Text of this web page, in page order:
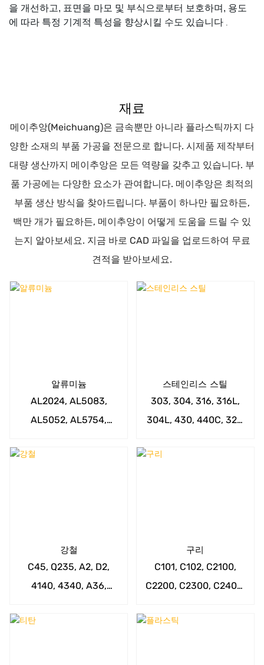
을 개선하고, 표면을 마모 및 부식으로부터 보호하며, 용도
에 따라 특정 기계적 특성을 향상시킬 수도 있습니다 .
재료
메이추앙(Meichuang)은 금속뿐만 아니라 플라스틱까지 다
양한 소재의 부품 가공을 전문으로 합니다. 시제품 제작부터
대량 생산까지 메이추앙은 모든 역량을 갖추고 있습니다. 부
품 가공에는 다양한 요소가 관여합니다. 메이추앙은 최적의
부품 생산 방식을 찾아드립니다. 부품이 하나만 필요하든,
백만 개가 필요하든, 메이추앙이 어떻게 도움을 드릴 수 있
는지 알아보세요. 지금 바로 CAD 파일을 업로드하여 무료
견적을 받아보세요.
알류미늄
AL2024, AL5083,
AL5052, AL5754,
AL7075, AL6061-T6 등
스테인리스 스틸
303, 304, 316, 316L,
304L, 430, 440C, 321,
SUS420, SUS416, 17-
강철
C45, Q235, A2, D2,
4140, 4340, A36,
1045, 4130, 4150,
구리
C101, C102, C2100,
C2200, C2300, C2400,
C3560, C2800, C2801,